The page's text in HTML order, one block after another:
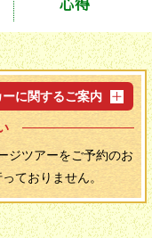
心得
に関するご案内
ジツアーをご予約のお
ておりません。